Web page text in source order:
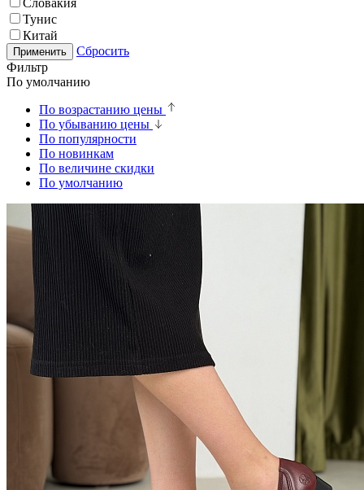
Тунис
Китай
Применить
Сбросить
Фильтр
По умолчанию
По возрастанию цены
По убыванию цены
По популярности
По новинкам
По величине скидки
По умолчанию